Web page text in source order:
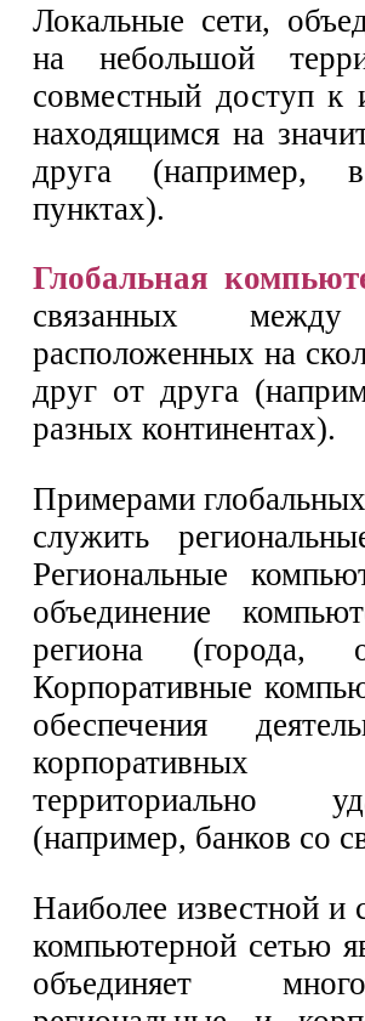
Локальные сети,
на небольшой
совместный доступ к
находящимся на
друга (например,
пунктах).
Глобальная
связанных
расположенных на
друг от друга
разных континентах).
Примерами
служить
Региональные
объединение
региона (города,
Корпоративные
обеспечения
территориально
(например, банков со
Наиболее известной и
компьютерной сетью
объединяет